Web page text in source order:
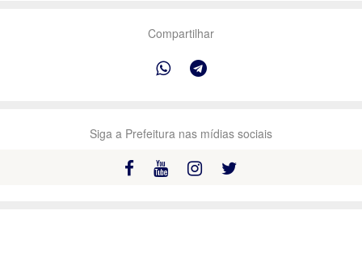
Compartilhar
Siga a Prefeitura nas mídias sociais